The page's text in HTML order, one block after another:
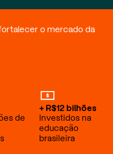
o mercado da
de
+ R$12 bilhões
Investidos na
educação
brasileira